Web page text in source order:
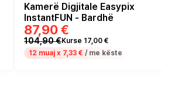
Kamerë Digjitale Easypix
InstantFUN - Bardhë
87,90 €
104,90 €Kurse 17,00 €
12 muaj x 7,33 € / me këste